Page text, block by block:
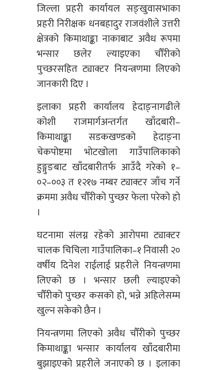
जिल्ला प्रहरी कार्यायल सङ्खुवासभाका
प्रहरी निरीक्षक धनबहादुर राजवंशीले उत्तरी
क्षेत्रको किमाथाङ्का नाकाबाट अवैध रूपमा
भन्सार छलेर ल्याइएका चौँरीको
पुच्छरसहित ट्याक्टर नियन्त्रणमा लिएको
जानकारी दिए ।
इलाका प्रहरी कार्यालय हेदाङ्नागढीले
कोशी राजमार्गअन्तर्गत खाँदबारी–
किमाथाङ्का सडकखण्डको हेदाङ्ना
चेकपोष्टमा भोटखोला गाउँपालिकाको
हुङ्गुङबाट खाँदबारीतर्फ आउँदै गरेको १–
०२–००३ त १२१७ नम्बर ट्याक्टर जाँच गर्ने
क्रममा अवैध चौँरीको पुच्छर फेला परेको हो
।
घटनामा संलग्न रहेको आरोपमा ट्याक्टर
चालक चिचिला गाउँपालिका–१ निवासी २०
वर्षीय दिनेश राईलाई प्रहरीले नियन्त्रणमा
लिएको छ । भन्सार छली ल्याइएको
चौँरीको पुच्छर कसको हो, भन्ने अहिलेसम्म
खुल्न सकेको छैन ।
नियन्त्रणमा लिएको अवैध चौँरीको पुच्छर
किमाथाङ्का भन्सार कार्यालय खाँदबारीमा
बुझाइएको प्रहरीले जनाएको छ । इलाका